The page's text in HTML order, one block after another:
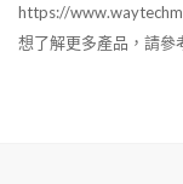
https://
想了解更多產品，請